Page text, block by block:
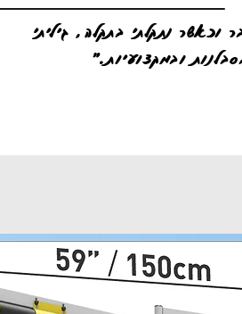
וכאשר נתקלתי בתקלה, גיליתי
ובמקצועיות."